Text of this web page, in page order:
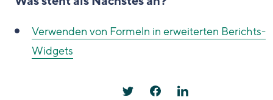
Verwenden von Formeln in erweiterten Berichts-
Widgets